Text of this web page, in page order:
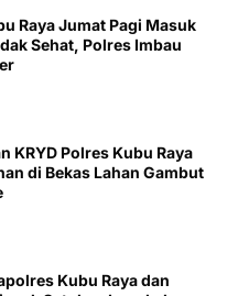
Raya Jumat Pagi Masuk
Sehat, Polres Imbau
KRYD Polres Kubu Raya
di Bekas Lahan Gambut
Kubu Raya dan